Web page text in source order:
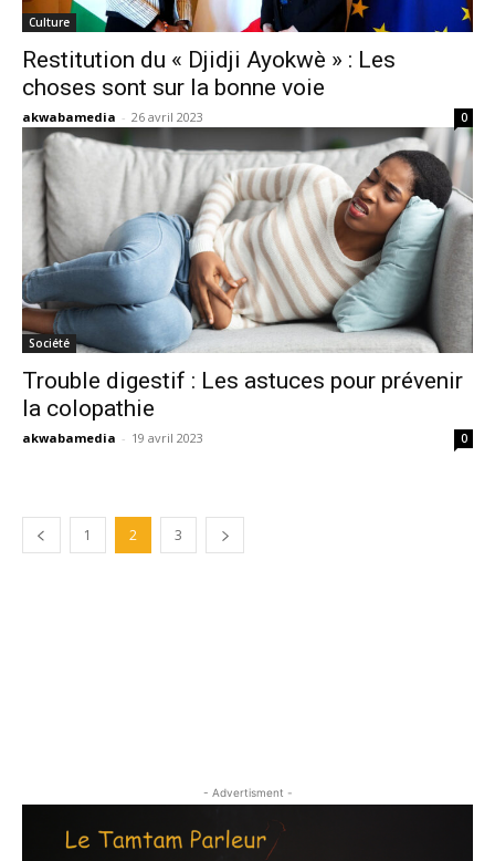
Culture
Restitution du « Djidji Ayokwè » : Les
choses sont sur la bonne voie
akwabamedia - 26 avril 2023 0
Société
Trouble digestif : Les astuces pour prévenir
la colopathie
akwabamedia - 19 avril 2023 0
1 2 3
- Advertisment -